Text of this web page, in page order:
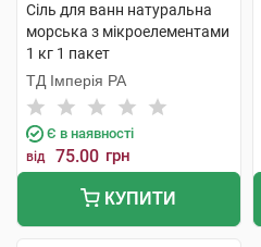
Сіль для ванн натуральна
морська з мікроелементами
1 кг 1 пакет
ТД Імперія РА
Є в наявності
від 75.00 грн
КУПИТИ